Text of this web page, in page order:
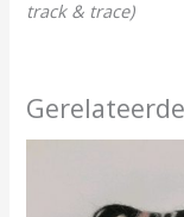
track & trace)